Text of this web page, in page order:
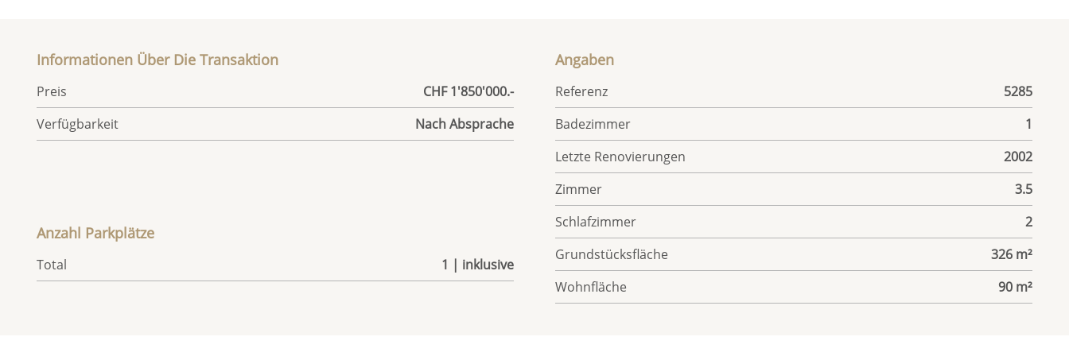
Informationen Über Die Transaktion
Preis
CHF 1'850'000.-
Verfügbarkeit
Nach Absprache
Anzahl Parkplätze
Total 1 | inklusive
Angaben
Referenz
5285
Badezimmer
1
Letzte Renovierungen
2002
Zimmer
3.5
Schlafzimmer
2
Grundstücksfläche
326 m²
Wohnfläche
90 m²